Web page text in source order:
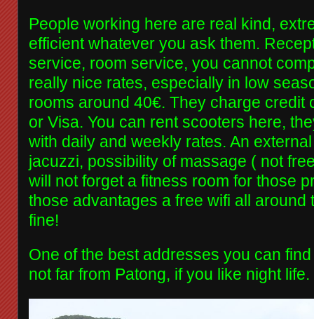
People working here are real kind,
efficient whatever you ask them.
service, room service, you cannot
really nice rates, especially in low
rooms around 40€. They charge credit
or Visa. You can rent scooters here,
with daily and weekly rates. An
jacuzzi, possibility of massage ( not
will not forget a fitness room for those
those advantages a free wifi all around
fine!
One of the best addresses you can
not far from Patong, if you like night life.